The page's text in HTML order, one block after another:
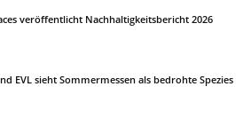
veröffentlicht Nachhaltigkeitsbericht 2026
EVL sieht Sommermessen als bedrohte Spezies